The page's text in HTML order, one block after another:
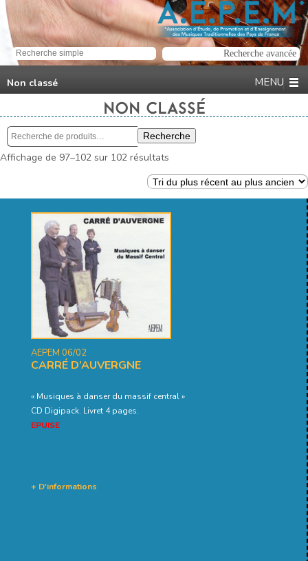
Non classé
NON CLASSÉ
Recherche
pour :
Recherche
Affichage de 97–102 sur 102 résultats
plus
récent
au
AEPEM 06/02
CARRÉ D’AUVERGNE
« Musiques à danser du massif central »
CD Digipack. Livret 4 pages.
EPUISE
+ D'informations